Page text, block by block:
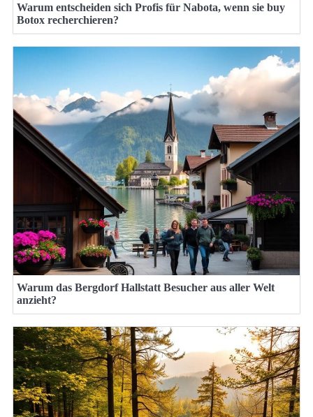
Warum entscheiden sich Profis für Nabota, wenn sie buy
Botox recherchieren?
Warum das Bergdorf Hallstatt Besucher aus aller Welt
anzieht?